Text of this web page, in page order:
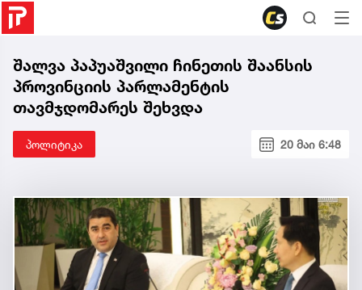
შალვა პაპუაშვილი ჩინეთის შაანსის
პროვინციის პარლამენტის
თავმჯდომარეს შეხვდა
პოლიტიკა 20 მაი 6:48